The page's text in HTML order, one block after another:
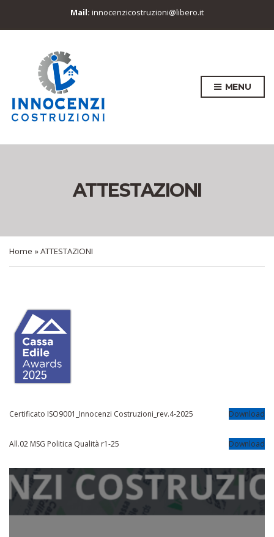
Mail: innocenzicostruzioni@libero.it
MENU
ATTESTAZIONI
Home »ATTESTAZIONI
Certificato ISO9001_Innocenzi Costruzioni_rev.4-2025 Download
All.02 MSG Politica Qualità r1-25 Download